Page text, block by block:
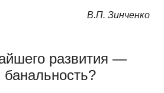
В.П. Зинченко
развития —